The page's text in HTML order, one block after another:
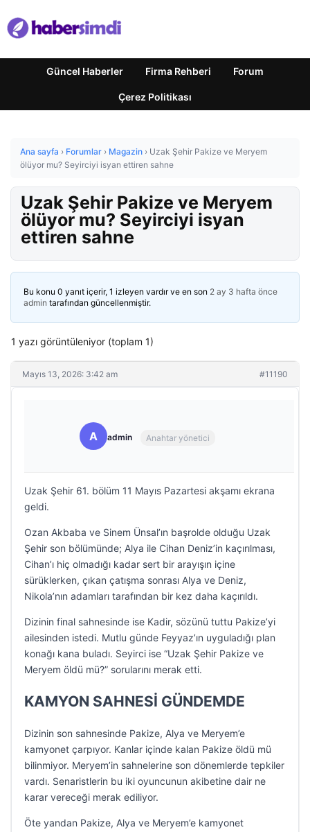
Güncel Haberler Firma Rehberi Forum
Çerez Politikası
Ana sayfa › Forumlar › Magazin › Uzak Şehir Pakize ve Meryem
ölüyor mu? Seyirciyi isyan ettiren sahne
Uzak Şehir Pakize ve Meryem
ölüyor mu? Seyirciyi isyan
ettiren sahne
Bu konu 0 yanıt içerir, 1 izleyen vardır ve en son 2 ay 3 hafta önce
admin tarafından güncellenmiştir.
1 yazı görüntüleniyor (toplam 1)
Mayıs 13, 2026: 3:42 am #11190
A admin Anahtar yönetici
Uzak Şehir 61. bölüm 11 Mayıs Pazartesi akşamı ekrana
geldi.
Ozan Akbaba ve Sinem Ünsal’ın başrolde olduğu Uzak
Şehir son bölümünde; Alya ile Cihan Deniz’in kaçırılması,
Cihan’ı hiç olmadığı kadar sert bir arayışın içine
sürüklerken, çıkan çatışma sonrası Alya ve Deniz,
Nikola’nın adamları tarafından bir kez daha kaçırıldı.
Dizinin final sahnesinde ise Kadir, sözünü tuttu Pakize’yi
ailesinden istedi. Mutlu günde Feyyaz’ın uyguladığı plan
konağı kana buladı. Seyirci ise “Uzak Şehir Pakize ve
Meryem öldü mü?” sorularını merak etti.
KAMYON SAHNESİ GÜNDEMDE
Dizinin son sahnesinde Pakize, Alya ve Meryem’e
kamyonet çarpıyor. Kanlar içinde kalan Pakize öldü mü
bilinmiyor. Meryem’in sahnelerine son dönemlerde tepkiler
vardı. Senaristlerin bu iki oyuncunun akibetine dair ne
karar vereceği merak ediliyor.
Öte yandan Pakize, Alya ve Meryem’e kamyonet